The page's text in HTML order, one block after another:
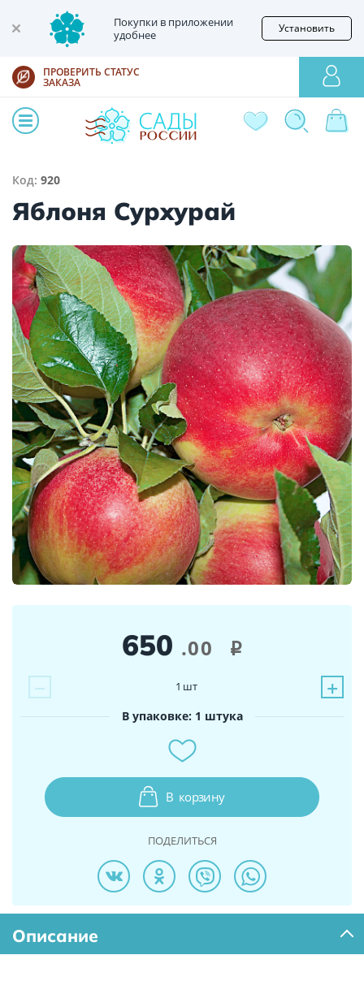
Покупки в приложении
удобнее
Установить
ПРОВЕРИТЬ СТАТУС
ЗАКАЗА
Код: 920
Яблоня Сурхурай
650 .00 i
− +
1 шт
В упаковке: 1 штука
В корзину
ПОДЕЛИТЬСЯ
Описание